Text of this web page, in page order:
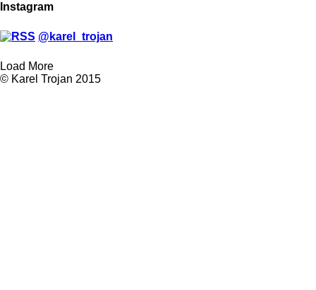
Instagram
@karel_trojan
Load More
© Karel Trojan 2015